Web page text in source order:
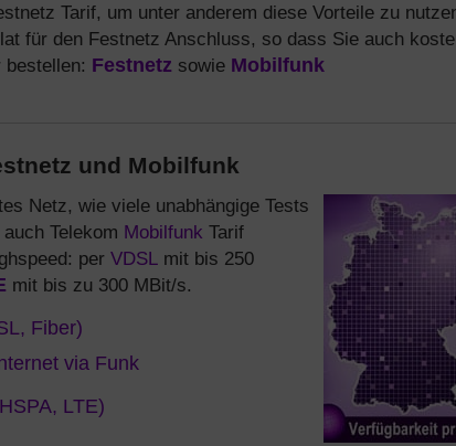
Tarif, um unter anderem diese Vorteile zu
für den Festnetz Anschluss, so dass Sie auch
Festnetz sowie Mobilfunk
und Mobilfunk
Netz, wie viele unabhängige Tests
auch Telekom Mobilfunk Tarif
per VDSL mit bis 250
mit bis zu 300 MBit/s.
Fiber)
via Funk
LTE)